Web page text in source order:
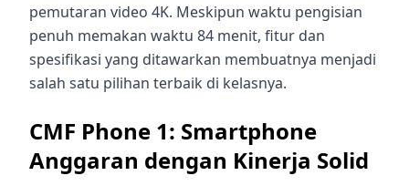
pemutaran video 4K. Meskipun waktu pengisian
penuh memakan waktu 84 menit, fitur dan
spesifikasi yang ditawarkan membuatnya menjadi
salah satu pilihan terbaik di kelasnya.
CMF Phone 1: Smartphone
Anggaran dengan Kinerja Solid